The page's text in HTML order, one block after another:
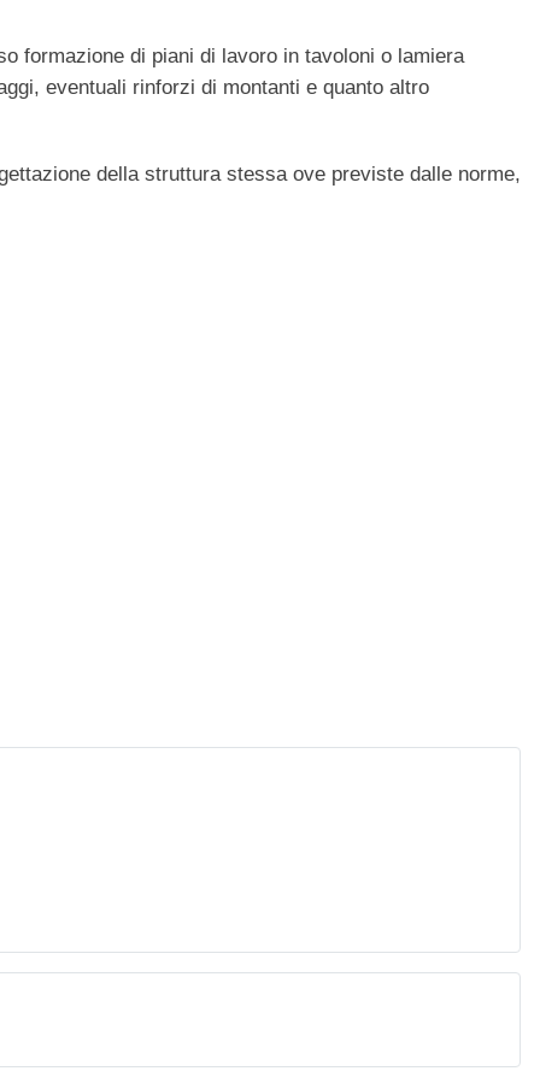
formazione di piani di lavoro in tavoloni o lamiera
eventuali rinforzi di montanti e quanto altro
della struttura stessa ove previste dalle norme,